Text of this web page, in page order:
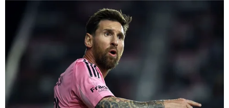
kořenový krček umístíte do
roviny s povrchem půdy.
Hlavní věcí při přesazování
malin na nové místo není
prohloubit kořenový krček!